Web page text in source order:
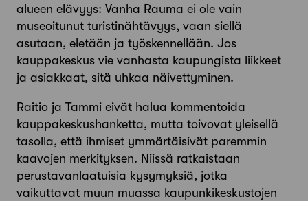
alueen elävyys: Vanha Rauma ei ole vain
museoitunut turistinähtävyys, vaan siellä
asutaan, eletään ja työskennellään. Jos
kauppakes­kus vie vanhasta kaupungista liikkeet
ja asiakkaat, sitä uhkaa näivettyminen.
Raitio ja Tammi eivät halua kommentoida
kauppakeskus­hanketta, mutta toivovat yleisellä
tasolla, että ihmiset ymmär­täisivät paremmin
kaavojen merkityksen. Niissä ratkaistaan
perustavanlaatuisia kysymyksiä, jotka
vaikuttavat muun muassa kaupunkikeskustojen